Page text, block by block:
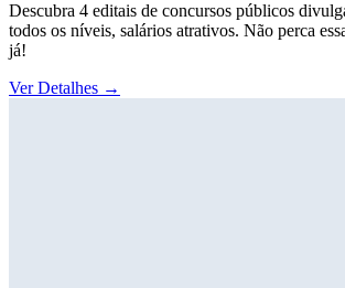
Descubra 4 editais de concursos públicos
todos os níveis, salários atrativos. Não perca
já!
Ver Detalhes →